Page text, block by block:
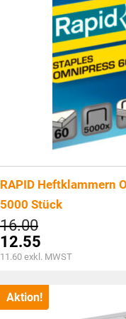
RAPID Heftklammern
5000 Stück
16.00
Preis
war:
CHF16.00
12.55
Aktueller
ist:
CHF12.55.
11.60 exkl. MWST
Aktion!